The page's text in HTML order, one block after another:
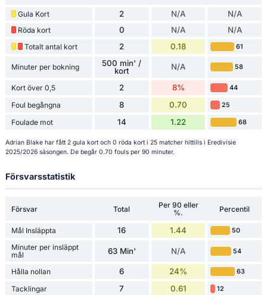
Gula Kort
2 N/A N/A
Röda kort 0 N/A N/A
Totalt antal kort 2 0.18 61
Minuter per bokning
500 min' /
kort
N/A 58
Kort över 0,5 2 8% 44
Foul begångna 8 0.70 25
Foulade mot 14 1.22 68
Adrian Blake har fått 2 gula kort och 0 röda kort i 25 matcher hittills i Eredivisie
2025/2026 säsongen. De begår 0.70 fouls per 90 minuter.
Försvarsstatistik
Försvar Total
Per 90 eller
%.
Percentil
Mål Insläppta 16 1.44 50
Minuter per insläppt
mål
63 Min' N/A 54
Hålla nollan 6 24% 63
Tacklingar 7 0.61 12